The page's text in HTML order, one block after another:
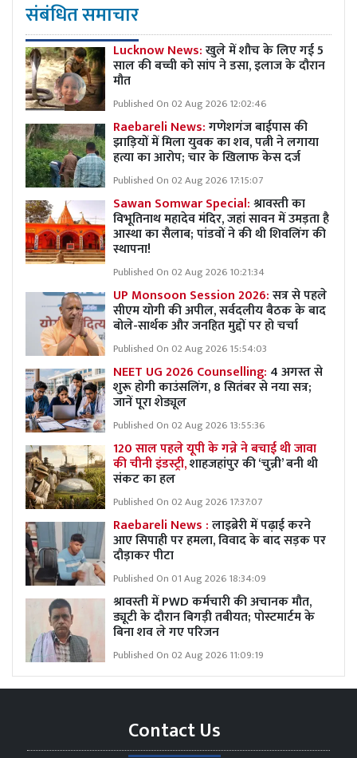
संबंधित समाचार
Lucknow News:खुले में शौच के लिए गई 5
साल की बच्ची को सांप ने डसा, इलाज के दौरान
मौत
Published On 02 Aug 2026 12:02:46
Raebareli News:गणेशगंज बाईपास की
झाड़ियों में मिला युवक का शव, पत्नी ने लगाया
हत्या का आरोप; चार के खिलाफ केस दर्ज
Published On 02 Aug 2026 17:15:07
Sawan Somwar Special:श्रावस्ती का
विभूतिनाथ महादेव मंदिर, जहां सावन में उमड़ता है
आस्था का सैलाब; पांडवों ने की थी शिवलिंग की
स्थापना!
Published On 02 Aug 2026 10:21:34
UP Monsoon Session 2026:सत्र से पहले
सीएम योगी की अपील, सर्वदलीय बैठक के बाद
बोले-सार्थक और जनहित मुद्दों पर हो चर्चा
Published On 02 Aug 2026 15:54:03
NEET UG 2026 Counselling: 4 अगस्त से
शुरू होगी काउंसलिंग, 8 सितंबर से नया सत्र;
जानें पूरा शेड्यूल
Published On 02 Aug 2026 13:55:36
120 साल पहले यूपी के गन्ने ने बचाई थी जावा
की चीनी इंडस्ट्री,शाहजहांपुर की ‘चुन्नी’ बनी थी
संकट का हल
Published On 02 Aug 2026 17:37:07
Raebareli News :लाइब्रेरी में पढ़ाई करने
आए सिपाही पर हमला, विवाद के बाद सड़क पर
दौड़ाकर पीटा
Published On 01 Aug 2026 18:34:09
श्रावस्ती में PWD कर्मचारी की अचानक मौत,
ड्यूटी के दौरान बिगड़ी तबीयत; पोस्टमार्टम के
बिना शव ले गए परिजन
Published On 02 Aug 2026 11:09:19
Contact Us